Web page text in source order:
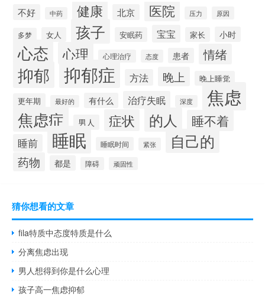
不好 中药 健康 北京 医院 压力 原因
多梦 女人 孩子 安眠药 宝宝 家长 小时
心态 心理 心理治疗 态度 患者 情绪
抑郁 抑郁症 方法 晚上
晚上睡觉
更年期
最好的 有什么 治疗失眠 深度 焦虑
焦虑症 男人 症状 的人 睡不着
睡前 睡眠 睡眠时间 紧张 自己的
药物 都是 障碍 顽固性
猜你想看的文章
fila特质中态度特质是什么
分离焦虑出现
男人想得到你是什么心理
孩子高一焦虑抑郁